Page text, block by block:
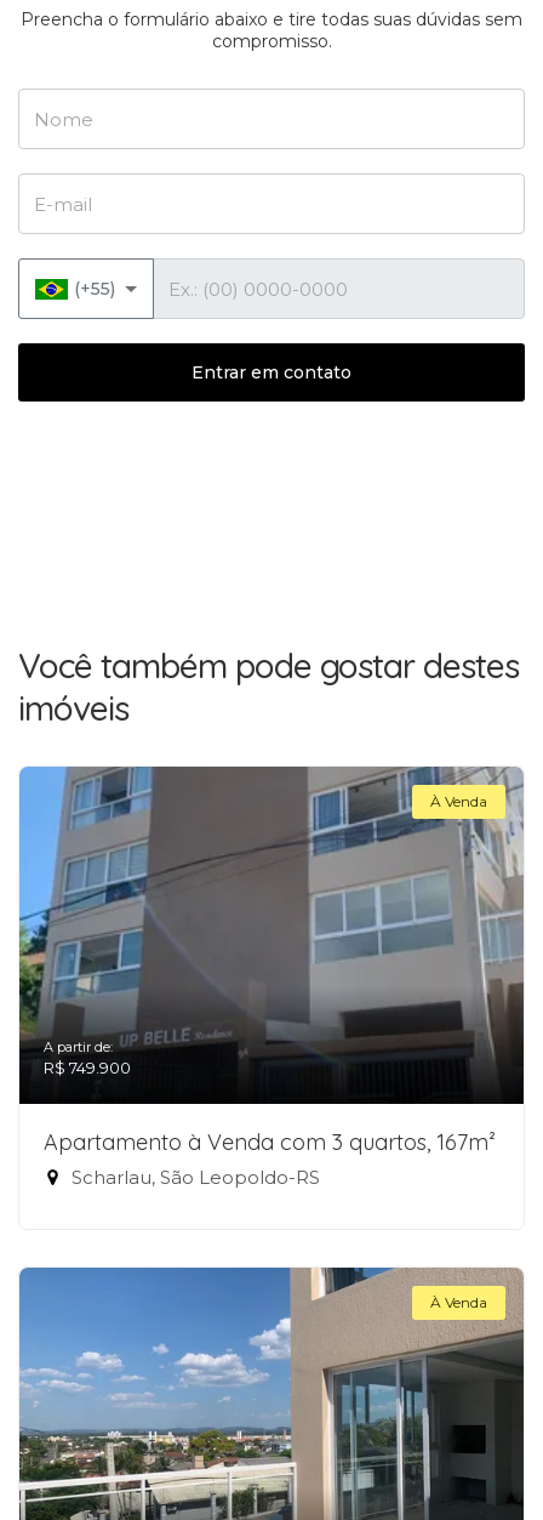
Preencha o formulário abaixo e tire todas suas dúvidas sem
compromisso.
(+55)
Entrar em contato
Você também pode gostar destes
imóveis
À Venda
A partir de:
R$ 749.900
Apartamento à Venda com 3 quartos, 167m²
Scharlau, São Leopoldo-RS
À Venda